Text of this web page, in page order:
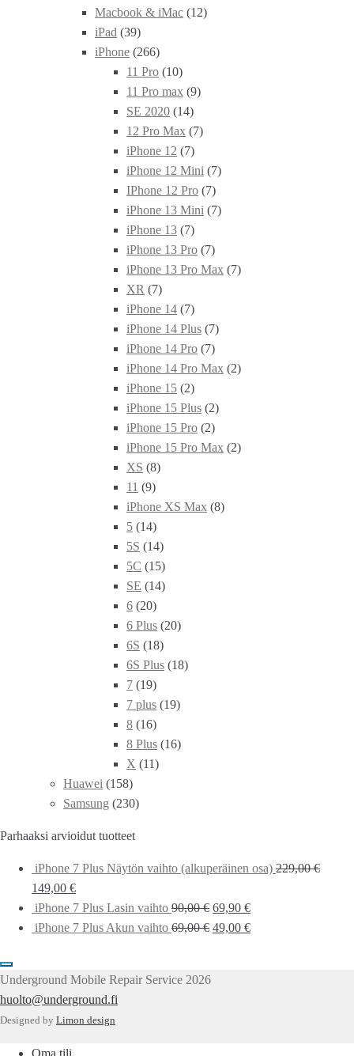
Macbook & iMac (12)
iPad (39)
iPhone (266)
11 Pro (10)
11 Pro max (9)
SE 2020 (14)
12 Pro Max (7)
iPhone 12 (7)
iPhone 12 Mini (7)
IPhone 12 Pro (7)
iPhone 13 Mini (7)
iPhone 13 (7)
iPhone 13 Pro (7)
iPhone 13 Pro Max (7)
XR (7)
iPhone 14 (7)
iPhone 14 Plus (7)
iPhone 14 Pro (7)
iPhone 14 Pro Max (2)
iPhone 15 (2)
iPhone 15 Plus (2)
iPhone 15 Pro (2)
iPhone 15 Pro Max (2)
XS (8)
11 (9)
iPhone XS Max (8)
5 (14)
5S (14)
5C (15)
SE (14)
6 (20)
6 Plus (20)
6S (18)
6S Plus (18)
7 (19)
7 plus (19)
8 (16)
8 Plus (16)
X (11)
Huawei (158)
Samsung (230)
Parhaaksi arvioidut tuotteet
iPhone 7 Plus Näytön vaihto (alkuperäinen osa) 229,00€
149,00 €
iPhone 7 Plus Lasin vaihto 90,00€ 69,90 €
iPhone 7 Plus Akun vaihto 69,00€ 49,00 €
Underground Mobile Repair Service 2026
huolto@underground.fi
Designed by Limon design
Oma tili